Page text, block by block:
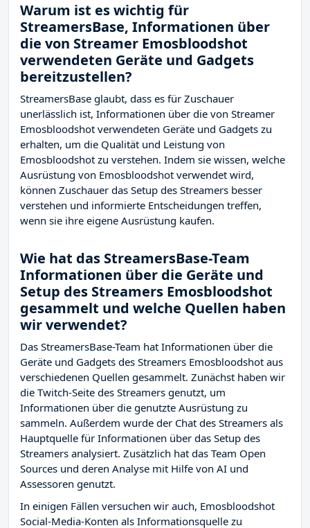
Warum ist es wichtig für
StreamersBase, Informationen über
die von Streamer Emosbloodshot
verwendeten Geräte und Gadgets
bereitzustellen?
StreamersBase glaubt, dass es für Zuschauer
unerlässlich ist, Informationen über die von Streamer
Emosbloodshot verwendeten Geräte und Gadgets zu
erhalten, um die Qualität und Leistung von
Emosbloodshot zu verstehen. Indem sie wissen, welche
Ausrüstung von Emosbloodshot verwendet wird,
können Zuschauer das Setup des Streamers besser
verstehen und informierte Entscheidungen treffen,
wenn sie ihre eigene Ausrüstung kaufen.
Wie hat das StreamersBase-Team
Informationen über die Geräte und
Setup des Streamers Emosbloodshot
gesammelt und welche Quellen haben
wir verwendet?
Das StreamersBase-Team hat Informationen über die
Geräte und Gadgets des Streamers Emosbloodshot aus
verschiedenen Quellen gesammelt. Zunächst haben wir
die Twitch-Seite des Streamers genutzt, um
Informationen über die genutzte Ausrüstung zu
sammeln. Außerdem wurde der Chat des Streamers als
Hauptquelle für Informationen über das Setup des
Streamers analysiert. Zusätzlich hat das Team Open
Sources und deren Analyse mit Hilfe von AI und
Assessoren genutzt.
In einigen Fällen versuchen wir auch, Emosbloodshot
Social-Media-Konten als Informationsquelle zu